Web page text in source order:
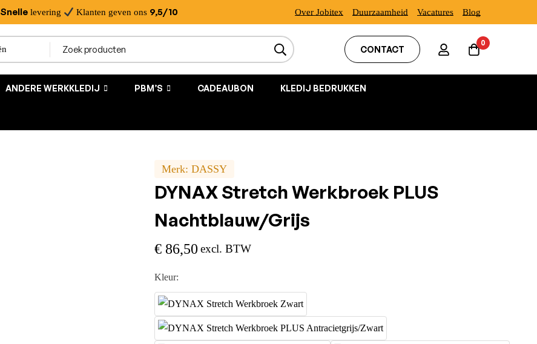
Snelle levering Klanten geven ons 9,5/10 Over Jobitex Duurzaamheid Vacatures Blog
CONTACT
0
ANDERE WERKKLEDIJ PBM’S CADEAUBON KLEDIJ BEDRUKKEN
Merk: DASSY
DYNAX Stretch Werkbroek PLUS
Nachtblauw/Grijs
€ 86,50 excl. BTW
Kleur: